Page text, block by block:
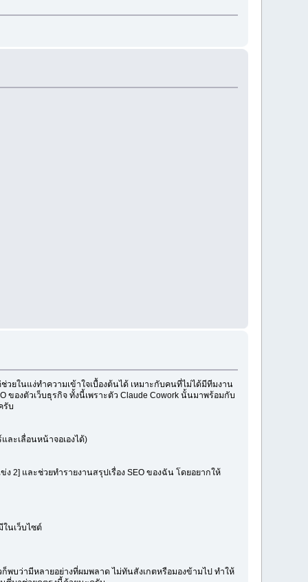
ยในแง่ทำความเข้าใจเบื้องต้นได้ เหมาะกับคนที่ไม่ได้มีทีมงาน
ของตัวเว็บธุรกิจ ทั้งนี้เพราะตัว Claude Cowork นั้นมาพร้อมกับ
รับ
ละเลื่อนหน้าจอเองได้)
2] และช่วยทำรายงานสรุปเรื่อง SEO ของฉัน โดยอยากให้
นเว็บไซต์
ก็พบว่ามีหลายอย่างที่ผมพลาด ไม่ทันสังเกตหรือมองข้ามไป ทำให้